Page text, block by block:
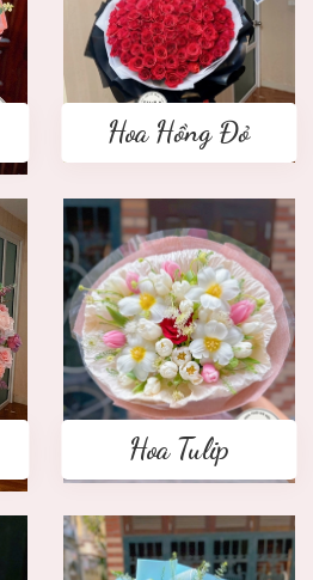
Hoa Hồng Đỏ
Hoa Tulip